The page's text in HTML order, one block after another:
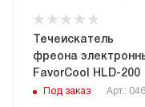
Течеискатель
фреона
FavorCool HLD-200
Под заказ Арт.: